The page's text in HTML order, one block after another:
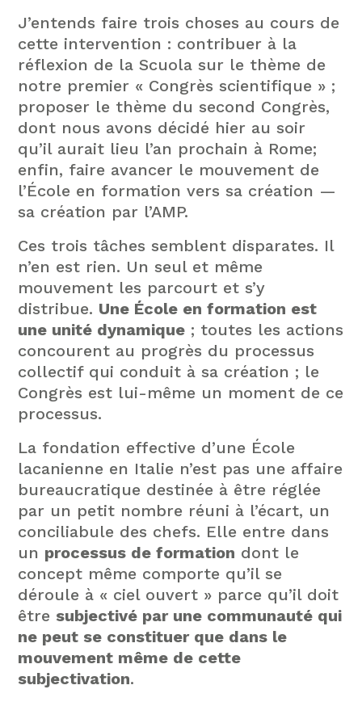
J’entends faire trois choses au cours de
cette intervention : contribuer à la
réflexion de la Scuola sur le thème de
notre premier « Congrès scientifique » ;
proposer le thème du second Congrès,
dont nous avons décidé hier au soir
qu’il aurait lieu l’an prochain à Rome;
enfin, faire avancer le mouvement de
l’École en formation vers sa création —
sa création par l’AMP.
Ces trois tâches semblent disparates. Il
n’en est rien. Un seul et même
mouvement les parcourt et s’y
distribue. Une École en formation est
une unité dynamique ; toutes les actions
concourent au progrès du processus
collectif qui conduit à sa création ; le
Congrès est lui-même un moment de ce
processus.
La fondation effective d’une École
lacanienne en Italie n’est pas une affaire
bureaucratique destinée à être réglée
par un petit nombre réuni à l’écart, un
conciliabule des chefs. Elle entre dans
un processus de formation dont le
concept même comporte qu’il se
déroule à « ciel ouvert » parce qu’il doit
être subjectivé par une communauté qui
ne peut se constituer que dans le
mouvement même de cette
subjectivation.